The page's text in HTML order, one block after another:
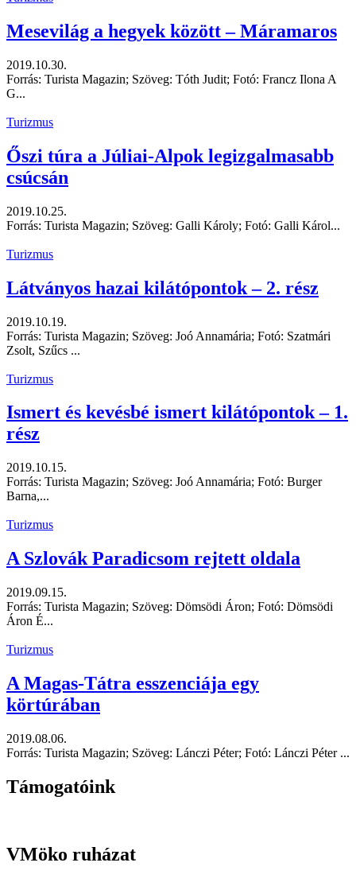
Mesevilág a hegyek között – Máramaros
2019.10.30.
Forrás: Turista Magazin; Szöveg: Tóth Judit; Fotó: Francz Ilona A
G...
Turizmus
Őszi túra a Júliai-Alpok legizgalmasabb
csúcsán
2019.10.25.
Forrás: Turista Magazin; Szöveg: Galli Károly; Fotó: Galli Károl...
Turizmus
Látványos hazai kilátópontok – 2. rész
2019.10.19.
Forrás: Turista Magazin; Szöveg: Joó Annamária; Fotó: Szatmári
Zsolt, Szűcs ...
Turizmus
Ismert és kevésbé ismert kilátópontok – 1.
rész
2019.10.15.
Forrás: Turista Magazin; Szöveg: Joó Annamária; Fotó: Burger
Barna,...
Turizmus
A Szlovák Paradicsom rejtett oldala
2019.09.15.
Forrás: Turista Magazin; Szöveg: Dömsödi Áron; Fotó: Dömsödi
Áron É...
Turizmus
A Magas-Tátra esszenciája egy
körtúrában
2019.08.06.
Forrás: Turista Magazin; Szöveg: Lánczi Péter; Fotó: Lánczi Péter ...
Támogatóink
VMöko ruházat